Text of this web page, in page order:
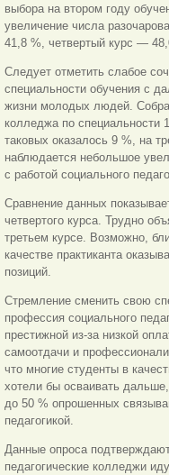
выбора на втором году
увеличение числа
41,8 %, четвертый курс —
Следует отметить слабое
специальности обучения с
жизни молодых людей.
колледжа по специальности
таковых оказалось 9 %, на
наблюдается небольшое
с работой социального
Сравнение данных
четвертого курса. Трудно
третьем курсе. Возможно,
качестве практиканта
позиций.
Стремление сменить свою
профессия социального
престижной из-за низкой
самоотдачи и
что многие студенты в
хотели бы осваивать
до 50 % опрошенных
педагогикой.
Данные опроса
педагогические колледжи